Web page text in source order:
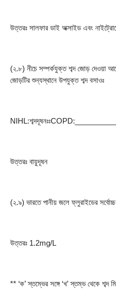
উত্তরঃ সালফার ডাই অক্সাইড এবং
(২.৮) নীচে সম্পর্কযুক্ত শব্দ জোড় দেওয়া
জোড়টির শুন্যস্থানে উপযুক্ত শব্দ বসাওঃ
উত্তরঃ বায়ুদূষন
(২.৯) ভারতে পানীয় জলে ফ্লুরাইডের
উত্তরঃ 1.2mg/L
** ‘ক’ স্তম্ভের সঙ্গে ‘খ’ স্তম্ভ থেকে শব্দ